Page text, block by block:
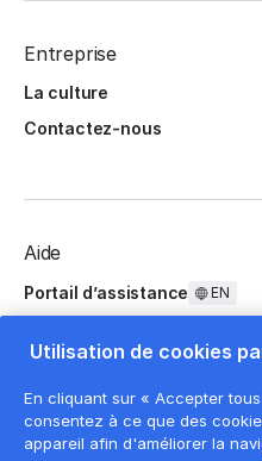
Entreprise
La culture
Contactez-nous
Aide
Portail d’assistance EN
Utilisation de cookies
En cliquant sur « Accepter
consentez à ce que des
appareil afin d'améliorer la